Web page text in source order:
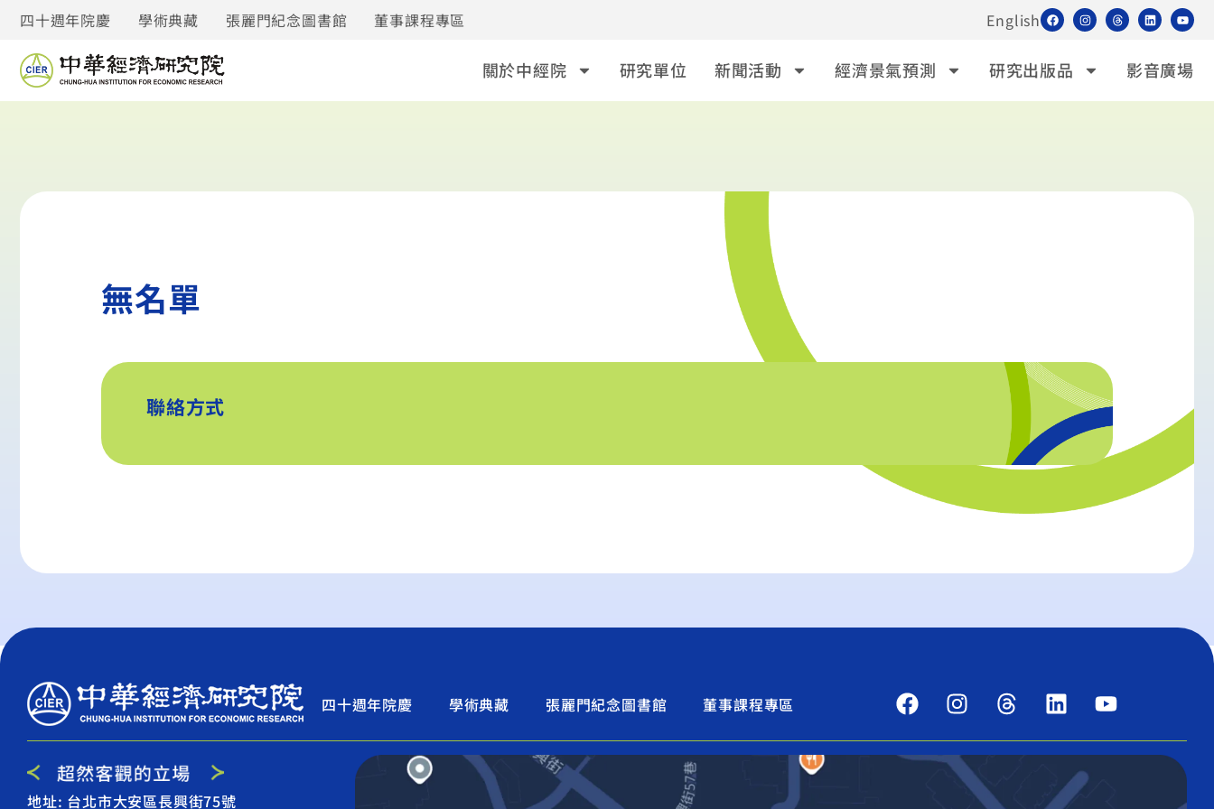
四十週年院慶 學術典藏 張麗門紀念圖書館 董事課程專區 English
關於中經院 研究單位 新聞活動 經濟景氣預測 研究出版品 影音廣場
無名單
聯絡方式
四十週年院慶 學術典藏 張麗門紀念圖書館 董事課程專區
地址: 台北市大安區長興街75號